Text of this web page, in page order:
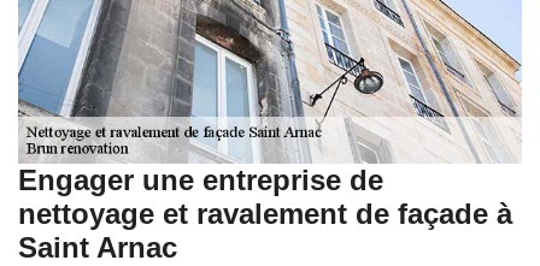
Engager une entreprise de
nettoyage et ravalement de façade à
Saint Arnac